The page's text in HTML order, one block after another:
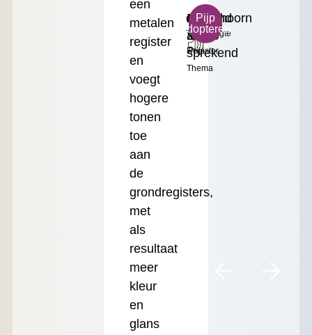
een
metalen
register
en
voegt
hogere
tonen
toe
aan
de
grondregisters,
met
als
resultaat
meer
kleur
en
glans
c³
Toonhoogte
Zingend
&
sprekend
Thema
Gemshoorn
2'
Register
Klein
Formaat
€
17.50
Prijs
Pijp
adopteren